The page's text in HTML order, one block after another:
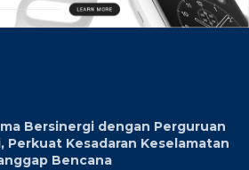
Bersinergi dengan Perguruan
Perkuat Kesadaran Keselamatan
Bencana